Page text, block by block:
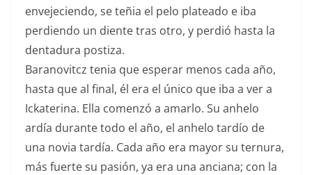
envejeciendo, se teñia el pelo plateado e iba
perdiendo un diente tras otro, y perdió hasta la
dentadura postiza.
Baranovitcz tenia que esperar menos cada año,
hasta que al final, él era el único que iba a ver a
Ickaterina. Ella comenzó a amarlo. Su anhelo
ardía durante todo el año, el anhelo tardío de
una novia tardía. Cada año era mayor su ternura,
más fuerte su pasión, ya era una anciana; con la